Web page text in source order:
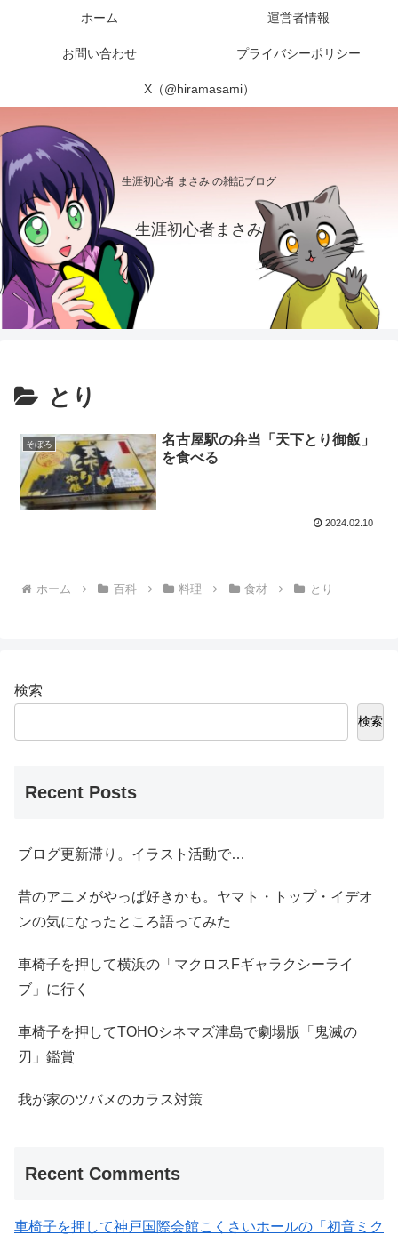
生涯初心者 まさみ の雑記ブログ
生涯初心者まさみ
ホーム 運営者情報
お問い合わせ プライバシーポリシー
X（@hiramasami）
とり
そぼろ
名古屋駅の弁当「天下とり御飯」
を食べる
2024.02.10
ホーム 百科 料理 食材 とり
検索
検索
Recent Posts
ブログ更新滞り。イラスト活動で…
昔のアニメがやっぱ好きかも。ヤマト・トップ・イデオ
ンの気になったところ語ってみた
車椅子を押して横浜の「マクロスFギャラクシーライ
ブ」に行く
車椅子を押してTOHOシネマズ津島で劇場版「鬼滅の
刃」鑑賞
我が家のツバメのカラス対策
Recent Comments
車椅子を押して神戸国際会館こくさいホールの「初音ミク